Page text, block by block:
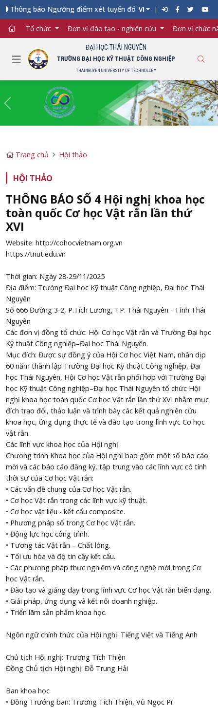
báo Ngưỡng điểm xét tuyển đối với từng ngành đào tạo
VI
Tổ chức Đơn vị đào tạo - nghiên cứu Đơn vị chức
ĐẠI HỌC THÁI NGUYÊN
TRƯỜNG ĐẠI HỌC KỸ THUẬT CÔNG NGHIỆP
THAINGUYEN UNIVERSITY OF TECHNOLOGY
Previous
Trang chủ Hội thảo
HỘI THẢO
THÔNG BÁO SỐ 4 Hội nghị khoa học
toàn quốc Cơ học Vật rắn lần thứ
XVI
Website: http://cohocvietnam.org.vn
https://tnut.edu.vn
Thời gian: Ngày 28-29/11/2025
Địa điểm: Trường Đại học Kỹ thuật Công nghiệp, Đại học Thái
Nguyên
Số 666 Đường 3-2, P.Tích Lương, TP. Thái Nguyên - Tỉnh Thái
Nguyên
Các đơn vị đồng tổ chức: Hội Cơ học Vật rắn và Trường Đại học
Kỹ thuật Công nghiệp–Đại học Thái Nguyên.
Mục đích: Được sự đồng ý của Hội Cơ học Việt Nam, nhân dịp
60 năm thành lập Trường Đại học Kỹ thuật Công nghiệp, Đại
học Thái Nguyên, Hội Cơ học Vật rắn phối hợp với Trường Đại
học Kỹ thuật Công nghiệp–Đại học Thái Nguyên tổ chức Hội
nghị khoa học toàn quốc Cơ học Vật rắn lần thứ XVI nhằm mục
đích trao đổi, thảo luận và trình bày các kết quả nghiên cứu
khoa học, ứng dụng thực tế và đào tạo trong lĩnh vực Cơ học
vật rắn.
Các lĩnh vực khoa học của Hội nghị
Chương trình Khoa học của Hội nghị bao gồm một số báo cáo
mời và các báo cáo đăng ký, tập trung vào các lĩnh vực có tính
thời sự của Cơ học Vật rắn:
• Các vấn đề chung của Cơ học Vật rắn.
• Cơ học Vật rắn trong các lĩnh vực kỹ thuật.
• Cơ học vật liệu - kết cấu composite.
• Phương pháp số trong Cơ học Vật rắn.
• Động lực học công trình.
• Tương tác Vật rắn – Chất lỏng.
• Tối ưu hóa và độ tin cậy kết cấu.
• Các phương pháp thực nghiệm và công nghệ mới trong Cơ
học Vật rắn.
• Đào tạo và giảng dạy trong lĩnh vực Cơ học Vật rắn biến dạng.
• Giải pháp, ứng dụng và kết nối doanh nghiệp.
• Triển lãm sản phẩm khoa học.
Ngôn ngữ chính thức của Hội nghị: Tiếng Việt và Tiếng Anh
Chủ tịch Hội nghị: Trương Tích Thiện
Đồng Chủ tịch Hội nghị: Đỗ Trung Hải
Ban khoa học
• Đồng Trưởng ban: Trương Tích Thiện, Vũ Ngọc Pi